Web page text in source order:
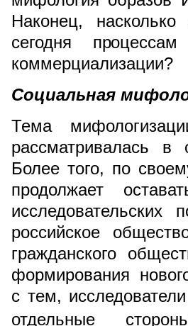
Наконец,
сегодня
коммерциализации?
Социальная
Тема
рассматривалась в
Более того, по
продолжает
исследовательских
российское
гражданского
формирования
с тем,
отдельные